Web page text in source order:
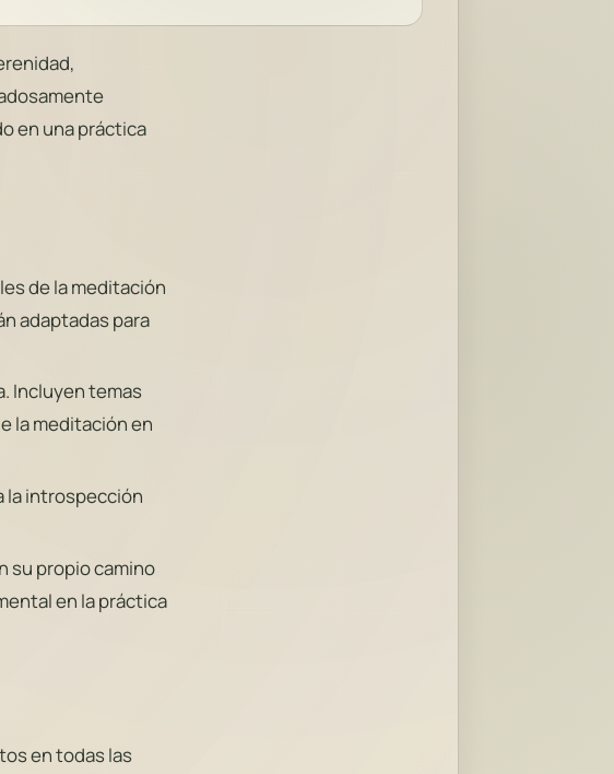
en una práctica
de la meditación
adaptadas para
Incluyen temas
la meditación en
la introspección
su propio camino
en la práctica
en todas las